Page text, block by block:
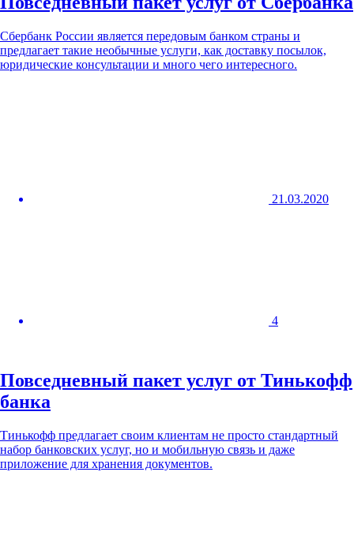
Сбербанк России является передовым банком страны и
предлагает такие необычные услуги, как доставку посылок,
юридические консультации и много чего интересного.
21.03.2020
4
Повседневный пакет услуг от Тинькофф
банка
Тинькофф предлагает своим клиентам не просто стандартный
набор банковских услуг, но и мобильную связь и даже
приложение для хранения документов.